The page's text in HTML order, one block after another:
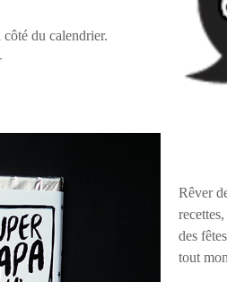
du calendrier.
Rêver
des
tout